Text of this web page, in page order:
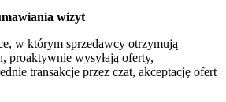
wizyt
w którym sprzedawcy otrzymują
proaktywnie wysyłają oferty,
transakcje przez czat, akceptację ofert